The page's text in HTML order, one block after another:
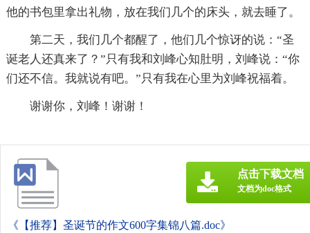
他的书包里拿出礼物，放在我们几个的床头，就去睡了。
第二天，我们几个都醒了，他们几个惊讶的说：“圣
诞老人还真来了？”只有我和刘峰心知肚明，刘峰说：“你
们还不信。我就说有吧。”只有我在心里为刘峰祝福着。
谢谢你，刘峰！谢谢！
《【推荐】圣诞节的作文600字集锦八篇.doc》
点击下载文档
文档为doc格式